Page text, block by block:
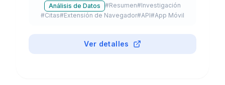
automatizada y acceso a múltiples modelos LLM
como GPT-5, Claude y Gemini.
Análisis de Datos #Resumen#Investigación
#Citas#Extensión de Navegador#API#App Móvil
Ver detalles